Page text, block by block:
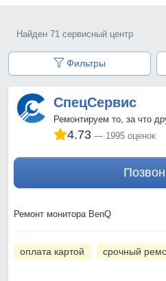
Найден 71 сервисный центр
Фильтры
СпецСервис
Ремонтируем то, за что
4.73 1995 оценок
Ремонт монитора BenQ
оплата картой срочный